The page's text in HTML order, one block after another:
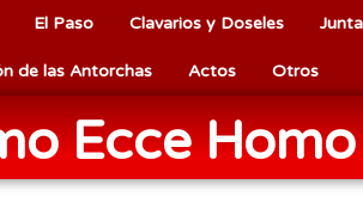
El Paso Clavarios y Doseles
de las Antorchas Actos Otros
Ecce